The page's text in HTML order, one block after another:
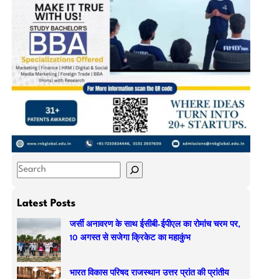
S
a
c
h
Latest Posts
जर्सी अनावरण के साथ ईसीबी-ईपीएल का रोमांच चरम पर,
10 अगस्त से सजेगा क्रिकेट का महाकुंभ
भारत विकास परिषद राजस्थान उत्तर प्रांत की प्रांतीय